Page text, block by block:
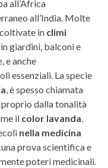
all’Africa
all’India. Molte
in climi
giardini, balconi e
e anche
essenziali. La specie
, è spesso chiamata
proprio dalla tonalità
il color lavanda.
nella medicina
prova scientifica e
poteri medicinali.